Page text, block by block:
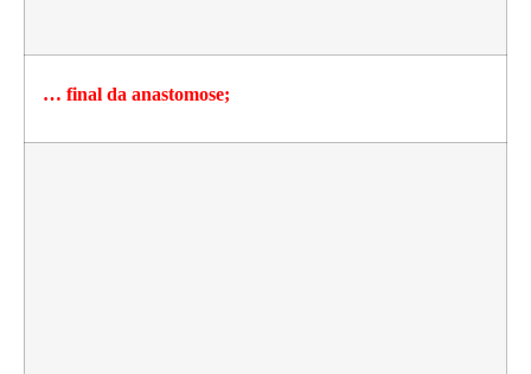
… final da anastomose;